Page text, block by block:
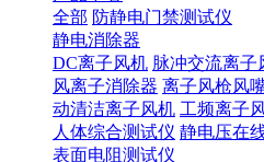
全部 防静电门禁测试仪
静电消除器
DC离子风机 脉冲交流离子
风离子消除器 离子风枪风
动清洁离子风机 工频离子
人体综合测试仪 静电压在
表面电阻测试仪